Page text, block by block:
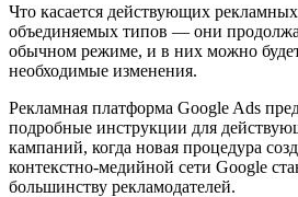
Что касается действующих
объединяемых типов — они
обычном режиме, и в них можно
необходимые изменения.
Рекламная платформа Google Ads
подробные инструкции для
кампаний, когда новая процедура
контекстно-медийной сети Google
большинству рекламодателей.